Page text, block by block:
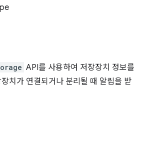
API를 사용하여 저장장치 정보를
치가 연결되거나 분리될 때 알림을 받